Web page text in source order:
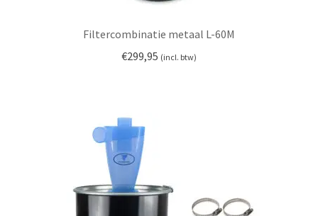
Filtercombinatie metaal L-60M
€299,95 (incl. btw)